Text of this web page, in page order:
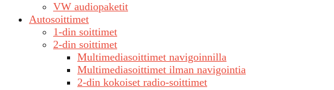
VW audiopaketit
Autosoittimet
1-din soittimet
2-din soittimet
Multimediasoittimet navigoinnilla
Multimediasoittimet ilman navigointia
2-din kokoiset radio-soittimet